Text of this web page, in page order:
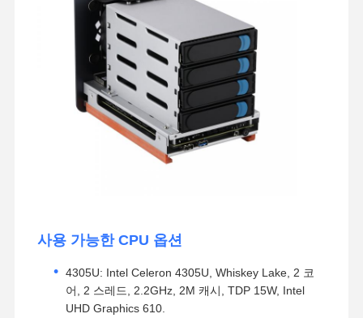
사용 가능한 CPU 옵션
4305U: Intel Celeron 4305U, Whiskey Lake, 2 코
어, 2 스레드, 2.2GHz, 2M 캐시, TDP 15W, Intel
UHD Graphics 610.